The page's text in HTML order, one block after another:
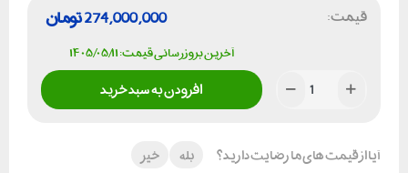
قیمت:
تومان274,000,000
آخرین بروزرسانی قیمت: ۱۴۰۵/۰۵/۱۱
افزودن به سبد خرید
آیا از قیمت های ما رضایت دارید؟ بله خیر